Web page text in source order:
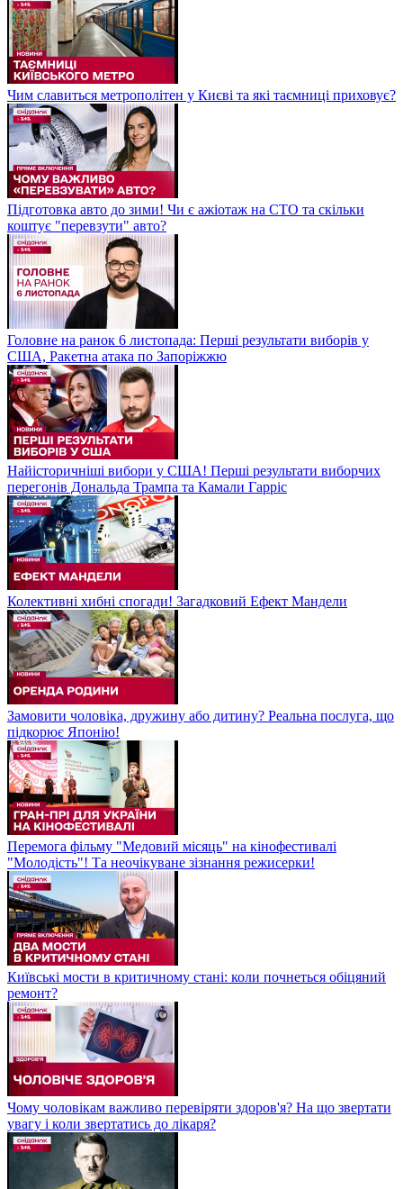
Чим славиться метрополітен у Києві та які таємниці приховує?
Підготовка авто до зими! Чи є ажіотаж на СТО та скільки
коштує "перевзути" авто?
Головне на ранок 6 листопада: Перші результати виборів у
США, Ракетна атака по Запоріжжю
Найісторичніші вибори у США! Перші результати виборчих
перегонів Дональда Трампа та Камали Гарріс
Колективні хибні спогади! Загадковий Ефект Мандели
Замовити чоловіка, дружину або дитину? Реальна послуга, що
підкорює Японію!
Перемога фільму "Медовий місяць" на кінофестивалі
"Молодість"! Та неочікуване зізнання режисерки!
Київські мости в критичному стані: коли почнеться обіцяний
ремонт?
Чому чоловікам важливо перевіряти здоров'я? На що звертати
увагу і коли звертатись до лікаря?